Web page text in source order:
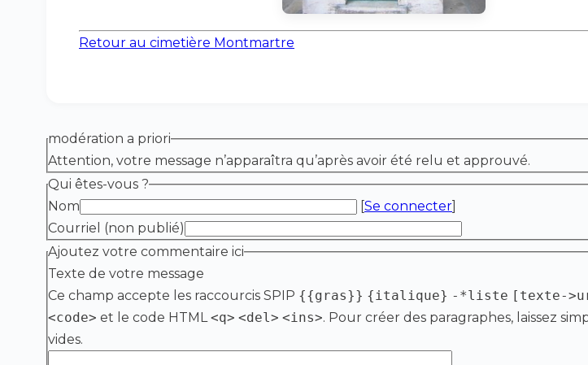
Retour au cimetière Montmartre
modération a priori
Attention, votre message n’apparaîtra qu’après avoir été relu et approuvé.
Qui êtes-vous ?
Nom
[Se connecter]
Courriel (non publié)
Ajoutez votre commentaire ici
Texte de votre message
Ce champ accepte les raccourcis SPIP {{gras}} {italique} -*liste [texte-
<code> et le code HTML<q> <del> <ins>. Pour créer des paragraphes, laissez
vides.